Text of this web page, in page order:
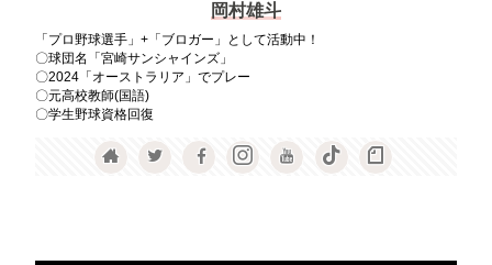
岡村雄斗
「プロ野球選手」+「ブロガー」として活動中！
〇球団名「宮崎サンシャインズ」
〇2024「オーストラリア」でプレー
〇元高校教師(国語)
〇学生野球資格回復